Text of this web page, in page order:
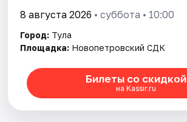
8 августа 2026 • суббота • 10:00
Город: Тула
Площадка: Новопетровский СДК
Билеты со скидкой
на Kassir.ru